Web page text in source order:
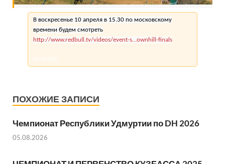
В воскресенье 10 апреля в 15.30 по московскому
времени будем смотреть
http://www.redbull.tv/videos/event-s…ownhill-finals
иниатюр
ПОХОЖИЕ ЗАПИСИ
Чемпионат Республики Удмуртии по DH 2026
05.08.2026